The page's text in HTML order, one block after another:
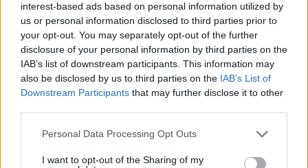
interest-based ads based on personal information utilized by
us or personal information disclosed to third parties prior to
your opt-out. You may separately opt-out of the further
disclosure of your personal information by third parties on the
IAB’s list of downstream participants. This information may
also be disclosed by us to third parties on the IAB’s List of
Downstream Participants that may further disclose it to other
Please note that this website/app uses one or more Google
not limited to your visit or usage behaviour. You may click to
Personal Data Processing Opt Outs
I want to opt-out of the Sharing of my